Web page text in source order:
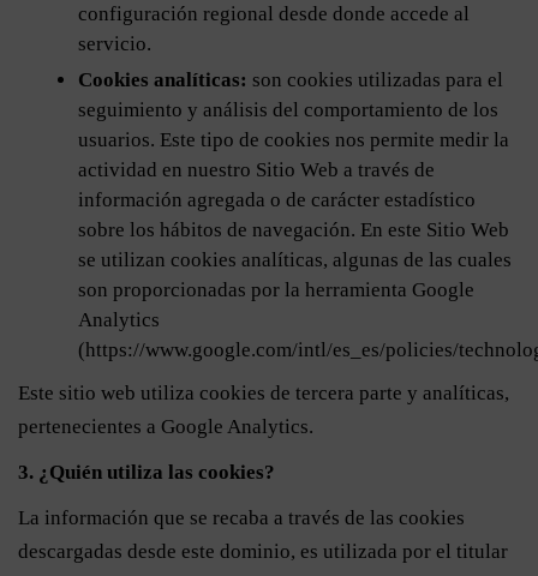
configuración regional desde donde accede al
servicio.
Cookies analíticas: son cookies utilizadas para el
seguimiento y análisis del comportamiento de los
usuarios. Este tipo de cookies nos permite medir la
actividad en nuestro Sitio Web a través de
información agregada o de carácter estadístico
sobre los hábitos de navegación. En este Sitio Web
se utilizan cookies analíticas, algunas de las cuales
son proporcionadas por la herramienta Google
Analytics
(https://www.google.com/intl/es_es/policies/
Este sitio web utiliza cookies de tercera parte y analíticas,
pertenecientes a Google Analytics.
3. ¿Quién utiliza las cookies?
La información que se recaba a través de las cookies
descargadas desde este dominio, es utilizada por el titular